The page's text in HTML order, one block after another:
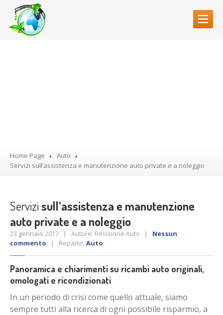
Elettrauto
PRENOTA ONLINE
Home Page
Auto
Servizi sull’assistenza e manutenzione auto private e a noleggio
Servizisull’assistenza e manutenzione
auto private e a noleggio
23 gennaio 2017 | Autore: Revisione Auto | Nessun
commento | Reparto: Auto
Panoramica e chiarimenti su ricambi auto originali,
omologati e ricondizionati
In un periodo di crisi come quello attuale, siamo
sempre tutti alla ricerca di ogni possibile risparmio, a